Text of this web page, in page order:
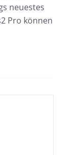
neuestes
Pro können